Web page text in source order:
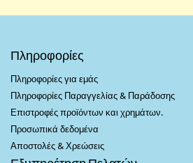
Πληροφορίες
Πληροφορίες για εμάς
Πληροφορίες Παραγγελίας & Παράδοσης
Επιστροφές προϊόντων και χρημάτων.
Προσωπικά δεδομένα
Αποστολές & Χρεώσεις